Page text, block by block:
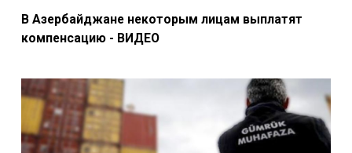
В Азербайджане некоторым лицам выплатят
компенсацию - ВИДЕО